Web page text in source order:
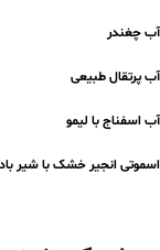
آب چغندر
آب پرتقال طبیعی
آب اسفناج با لیمو
اسموتی انجیر خشک با شیر